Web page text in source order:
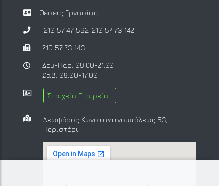
Θέσεις Εργασίας
210 57 47 562, 210 57 73 142
210 57 73 143
Δευ-Παρ: 09:00-21:00
Σαβ: 09:00-17:00
Στοιχεία Εταιρείας
Λεωφόρος Κωνσταντινουπόλεως 53,
Περιστέρι.